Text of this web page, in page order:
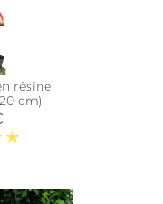
résine
cm)